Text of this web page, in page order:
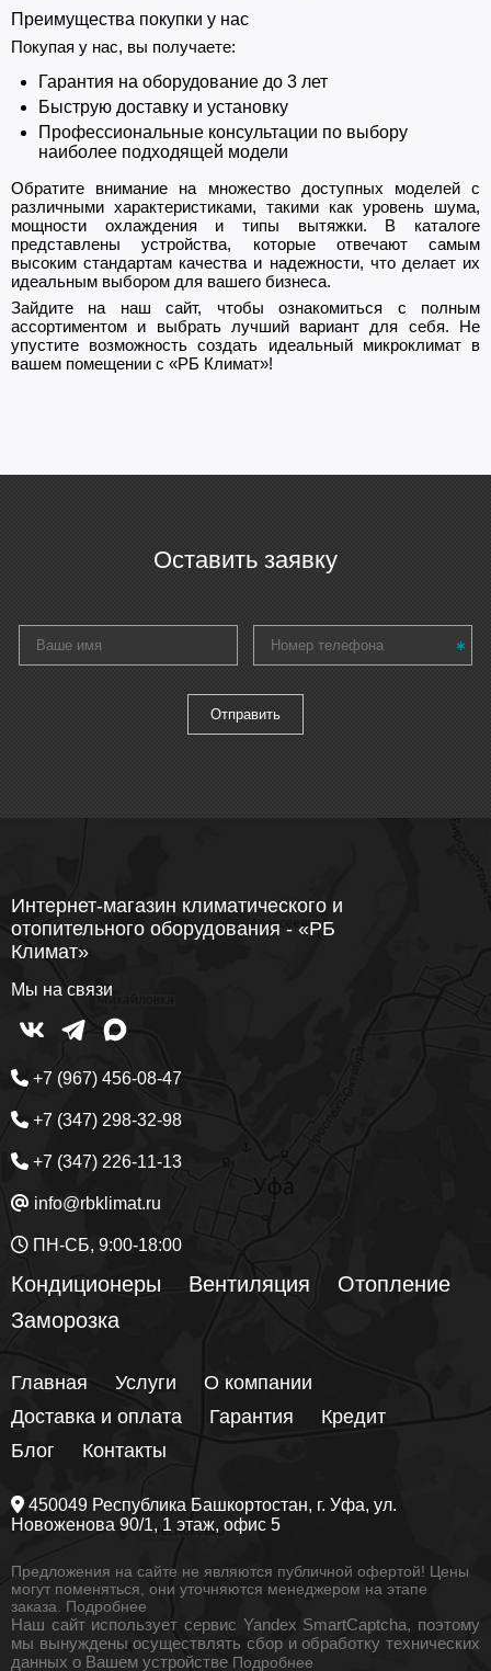
Преимущества покупки у нас
Покупая у нас, вы получаете:
Гарантия на оборудование до 3 лет
Быструю доставку и установку
Профессиональные консультации по выбору
наиболее подходящей модели
Обратите внимание на множество доступных моделей с
различными характеристиками, такими как уровень шума,
мощности охлаждения и типы вытяжки. В каталоге
представлены устройства, которые отвечают самым
высоким стандартам качества и надежности, что делает их
идеальным выбором для вашего бизнеса.
Зайдите на наш сайт, чтобы ознакомиться с полным
ассортиментом и выбрать лучший вариант для себя. Не
упустите возможность создать идеальный микроклимат в
вашем помещении с «РБ Климат»!
Оставить заявку
Интернет-магазин климатического и
отопительного оборудования - «РБ
Климат»
Мы на связи
+7 (967) 456-08-47
+7 (347) 298-32-98
+7 (347) 226-11-13
info@rbklimat.ru
ПН-СБ, 9:00-18:00
Кондиционеры Вентиляция
Отопление
Заморозка
Главная Услуги
О компании
Доставка и оплата
Гарантия
Кредит
Блог
Контакты
450049 Республика Башкортостан, г. Уфа, ул.
Новоженова 90/1, 1 этаж, офис 5
Предложения на сайте не являются публичной офертой! Цены
могут поменяться, они уточняются менеджером на этапе
заказа. Подробнее
Наш сайт использует сервис Yandex SmartCaptcha, поэтому
мы вынуждены осуществлять сбор и обработку технических
данных о Вашем устройстве Подробнее